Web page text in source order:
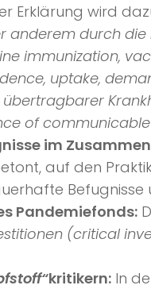
Erklärung wird
anderem durch
immunization,
uptake,
of communicable
im
auf den
Befugnisse
Pandemiefonds:
(critical
kritikern: In